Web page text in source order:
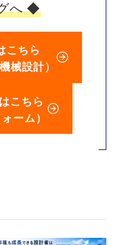
へ ◆
こちら
械設計）
はこちら
ーム）